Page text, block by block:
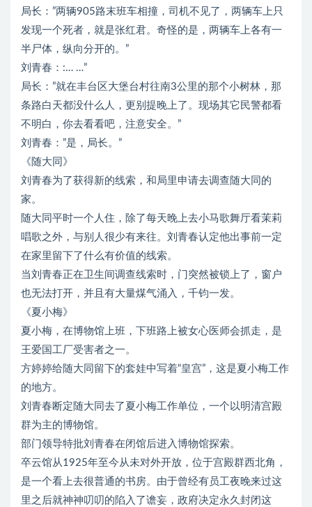
局长：”两辆905路末班车相撞，司机不见了，两辆车上只
发现一个死者，就是张红君。奇怪的是，两辆车上各有一
半尸体，纵向分开的。”
刘青春：:… …”
局长：”就在丰台区大堡台村往南3公里的那个小树林，那
条路白天都没什么人，更别提晚上了。现场其它民警都看
不明白，你去看看吧，注意安全。”
刘青春：”是，局长。”
《随大同》
刘青春为了获得新的线索，和局里申请去调查随大同的
家。
随大同平时一个人住，除了每天晚上去小马歌舞厅看茉莉
唱歌之外，与别人很少有来往。刘青春认定他出事前一定
在家里留下了什么有价值的线索。
当刘青春正在卫生间调查线索时，门突然被锁上了，窗户
也无法打开，并且有大量煤气涌入，千钧一发。
《夏小梅》
夏小梅，在博物馆上班，下班路上被女心医师会抓走，是
王爱国工厂受害者之一。
方婷婷给随大同留下的套娃中写着“皇宫”，这是夏小梅工作
的地方。
刘青春断定随大同去了夏小梅工作单位，一个以明清宫殿
群为主的博物馆。
部门领导特批刘青春在闭馆后进入博物馆探索。
卒云馆从1925年至今从未对外开放，位于宫殿群西北角，
是一个看上去很普通的书房。由于曾经有员工夜晚来过这
里之后就神神叨叨的陷入了谵妄，政府决定永久封闭这